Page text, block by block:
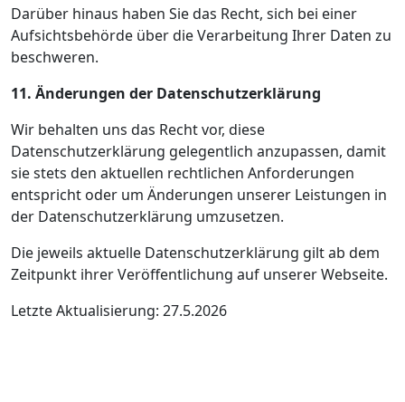
Darüber hinaus haben Sie das Recht, sich bei einer
Aufsichtsbehörde über die Verarbeitung Ihrer Daten zu
beschweren.
11. Änderungen der Datenschutzerklärung
Wir behalten uns das Recht vor, diese
Datenschutzerklärung gelegentlich anzupassen, damit
sie stets den aktuellen rechtlichen Anforderungen
entspricht oder um Änderungen unserer Leistungen in
der Datenschutzerklärung umzusetzen.
Die jeweils aktuelle Datenschutzerklärung gilt ab dem
Zeitpunkt ihrer Veröffentlichung auf unserer Webseite.
Letzte Aktualisierung: 27.5.2026